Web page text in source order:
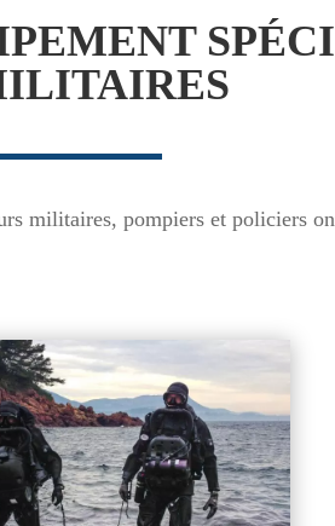
militaires, pompiers et policiers